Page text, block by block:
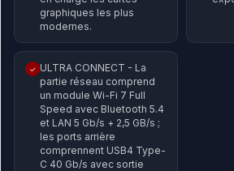
graphiques les plus
modernes.
✓ ULTRA CONNECT - La
partie réseau comprend
un module Wi-Fi 7 Full
Speed avec Bluetooth 5.4
et LAN 5 Gb/s + 2,5 GB/s ;
les ports arrière
comprennent USB4 Type-
C 40 Gb/s avec sortie